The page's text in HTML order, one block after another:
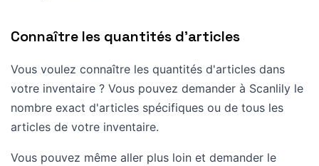
Connaître les quantités d'articles
Vous voulez connaître les quantités d'articles dans
votre inventaire ? Vous pouvez demander à Scanlily le
nombre exact d'articles spécifiques ou de tous les
articles de votre inventaire.
Vous pouvez même aller plus loin et demander le